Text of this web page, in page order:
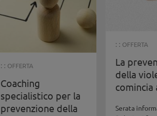
: : OFFERTA
Coaching
specialistico per la
prevenzione della
: : OFFERTA
La
della
comincia
Serata